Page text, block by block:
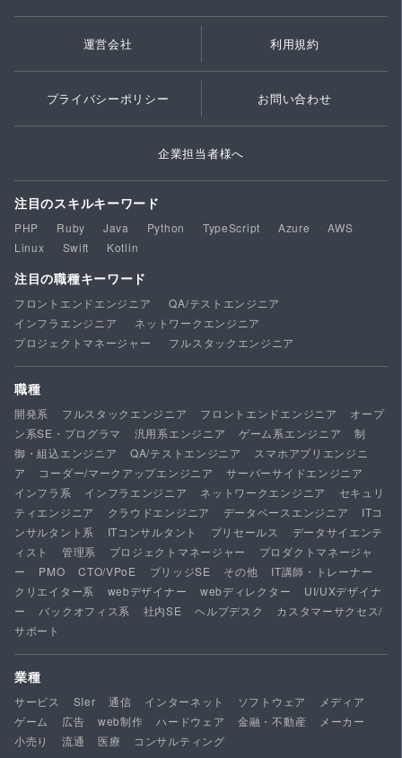
運営会社 利用規約
プライバシーポリシー お問い合わせ
企業担当者様へ
注目のスキルキーワード
PHP Ruby Java Python TypeScript Azure
AWS
Linux
Swift Kotlin
注目の職種キーワード
フロントエンドエンジニア
QA/テストエンジニア
インフラエンジニア
ネットワークエンジニア
プロジェクトマネージャー
フルスタックエンジニア
職種
開発系 フルスタックエンジニア フロントエンドエンジニア
オープ
ン系SE・プログラマ
汎用系エンジニア ゲーム系エンジニア
制
御・組込エンジニア
QA/テストエンジニア
スマホアプリエンジニ
ア
コーダー/マークアップエンジニア
サーバーサイドエンジニア
インフラ系
インフラエンジニア ネットワークエンジニア
セキュリ
ティエンジニア
クラウドエンジニア データベースエンジニア
ITコ
ンサルタント系
ITコンサルタント プリセールス
データサイエンテ
ィスト
管理系 プロジェクトマネージャー
プロダクトマネージャ
ー
PMO CTO/VPoE ブリッジSE その他
IT講師・トレーナー
クリエイター系
webデザイナー webディレクター
UI/UXデザイナ
ー
バックオフィス系 社内SE ヘルプデスク
カスタマーサクセス/
サポート
業種
サービス SIer 通信 インターネット ソフトウェア
メディア
ゲーム
広告 web制作 ハードウェア 金融・不動産
メーカー
小売り
流通 医療 コンサルティング